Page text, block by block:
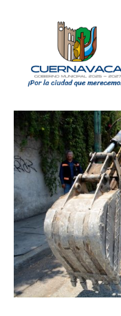
Gobierno
Turismo
Trámites
y
Servicios
Licitaciones
Transparencia
Directorio